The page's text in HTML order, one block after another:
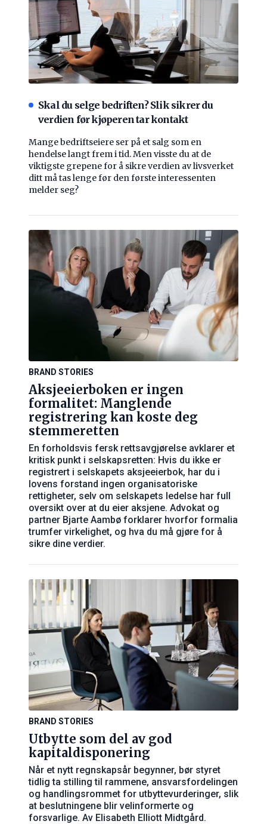
Skal du selge bedriften? Slik sikrer du
verdien før kjøperen tar kontakt
Mange bedriftseiere ser på et salg som en
hendelse langt frem i tid. Men visste du at de
viktigste grepene for å sikre verdien av livsverket
ditt må tas lenge før den første interessenten
melder seg?
BRAND STORIES
Aksjeeierboken er ingen
formalitet: Manglende
registrering kan koste deg
stemmeretten
En forholdsvis fersk rettsavgjørelse avklarer et
kritisk punkt i selskapsretten: Hvis du ikke er
registrert i selskapets aksjeeierbok, har du i
lovens forstand ingen organisatoriske
rettigheter, selv om selskapets ledelse har full
oversikt over at du eier aksjene. Advokat og
partner Bjarte Aambø forklarer hvorfor formalia
trumfer virkelighet, og hva du må gjøre for å
sikre dine verdier.
BRAND STORIES
Utbytte som del av god
kapitaldisponering
Når et nytt regnskapsår begynner, bør styret
tidlig ta stilling til rammene, ansvarsfordelingen
og handlingsrommet for utbyttevurderinger, slik
at beslutningene blir velinformerte og
forsvarlige. Av Elisabeth Elliott Midtgård.